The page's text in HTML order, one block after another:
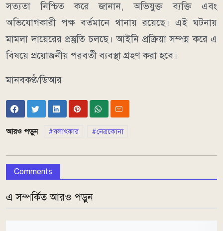
সত্যতা নিশ্চিত করে জানান, অভিযুক্ত ব্যক্তি এবং
অভিযোগকারী পক্ষ বর্তমানে থানায় রয়েছে। এই ঘটনায়
মামলা দায়েরের প্রস্তুতি চলছে। আইনি প্রক্রিয়া সম্পন্ন করে এ
বিষয়ে প্রয়োজনীয় পরবর্তী ব্যবস্থা গ্রহণ করা হবে।
মানবকণ্ঠ/ডিআর
আরও পড়ুন বলাৎকার নেত্রকোনা
Comments
এ সম্পর্কিত আরও পড়ুন